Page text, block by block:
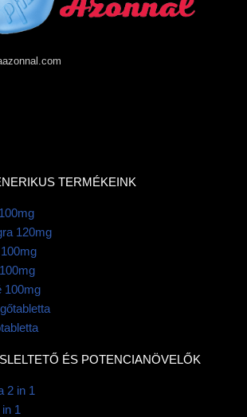
TERMÉKEINK
120mg
100mg
ÉS POTENCIANÖVELŐK
2 in 1
1